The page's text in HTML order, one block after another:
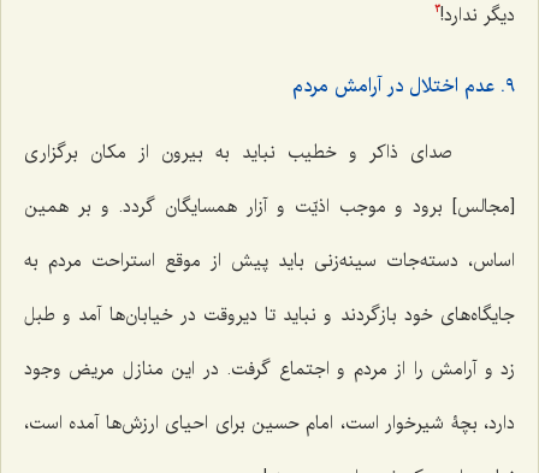
دیگر ندارد!3
٩. عدم اختلال در آرامش مردم
صدای ذاکر و خطیب نباید به بیرون از مکان برگزاری
[مجالس] برود و موجب اذیّت و آزار همسایگان گردد. و بر همین
اساس، دسته‌جات سینه‌زنی باید پیش از موقع استراحت مردم به
جایگاه‌های خود بازگردند و نباید تا دیروقت در خیابان‌ها آمد و طبل
زد و آرامش را از مردم و اجتماع گرفت. در این منازل مریض وجود
دارد، بچۀ شیرخوار است، امام حسین برای احیای ارزش‌ها آمده است،